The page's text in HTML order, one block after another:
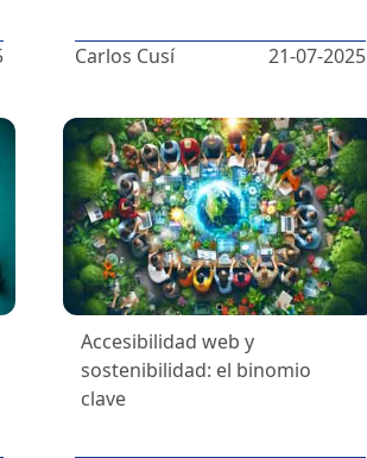
Carlos Cusí 21-07-2025
Accesibilidad web y
sostenibilidad: el binomio
clave